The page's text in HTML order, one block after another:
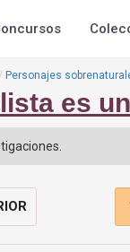
Personajes
es